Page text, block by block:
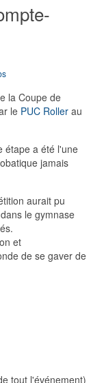
la Coupe de
le PUC Roller au
étape a été l'une
jamais
aurait pu
le gymnase
et
de se gaver de
tout l'événement)